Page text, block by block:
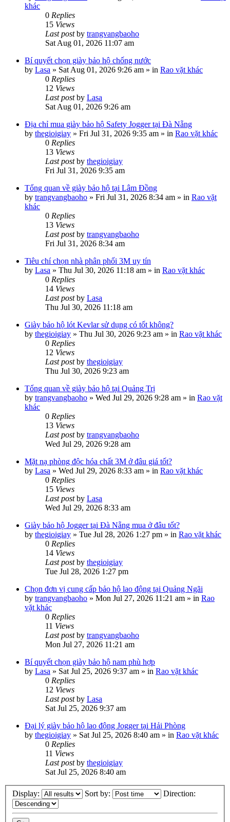
khác
0 Replies
15 Views
Last postby trangvangbaoho
Sat Aug 01, 2026 11:07 am
Bí quyết chọn giày bảo hộ chống nước
by Lasa » Sat Aug 01, 2026 9:26 am » in Rao vặt khác
0 Replies
12 Views
Last postby Lasa
Sat Aug 01, 2026 9:26 am
Địa chỉ mua giày bảo hộ Safety Jogger tại Đà Nẵng
by thegioigiay » Fri Jul 31, 2026 9:35 am » in Rao vặt khác
0 Replies
13 Views
Last postby thegioigiay
Fri Jul 31, 2026 9:35 am
Tổng quan về giày bảo hộ tại Lâm Đồng
by trangvangbaoho » Fri Jul 31, 2026 8:34 am » in Rao vặt
khác
0 Replies
13 Views
Last postby trangvangbaoho
Fri Jul 31, 2026 8:34 am
Tiêu chí chọn nhà phân phối 3M uy tín
by Lasa » Thu Jul 30, 2026 11:18 am » in Rao vặt khác
0 Replies
14 Views
Last postby Lasa
Thu Jul 30, 2026 11:18 am
Giày bảo hộ lót Kevlar sử dụng có tốt không?
by thegioigiay » Thu Jul 30, 2026 9:23 am » in Rao vặt khác
0 Replies
12 Views
Last postby thegioigiay
Thu Jul 30, 2026 9:23 am
Tổng quan về giày bảo hộ tại Quảng Trị
by trangvangbaoho » Wed Jul 29, 2026 9:28 am » in Rao vặt
khác
0 Replies
13 Views
Last postby trangvangbaoho
Wed Jul 29, 2026 9:28 am
Mặt nạ phòng độc hóa chất 3M ở đâu giá tốt?
by Lasa » Wed Jul 29, 2026 8:33 am » in Rao vặt khác
0 Replies
15 Views
Last postby Lasa
Wed Jul 29, 2026 8:33 am
Giày bảo hộ Jogger tại Đà Nẵng mua ở đâu tốt?
by thegioigiay » Tue Jul 28, 2026 1:27 pm » in Rao vặt khác
0 Replies
14 Views
Last postby thegioigiay
Tue Jul 28, 2026 1:27 pm
Chọn đơn vị cung cấp bảo hộ lao động tại Quảng Ngãi
by trangvangbaoho » Mon Jul 27, 2026 11:21 am » in Rao
vặt khác
0 Replies
11 Views
Last postby trangvangbaoho
Mon Jul 27, 2026 11:21 am
Bí quyết chọn giày bảo hộ nam phù hợp
by Lasa » Sat Jul 25, 2026 9:37 am » in Rao vặt khác
0 Replies
12 Views
Last postby Lasa
Sat Jul 25, 2026 9:37 am
Đại lý giày bảo hộ lao động Jogger tại Hải Phòng
by thegioigiay » Sat Jul 25, 2026 8:40 am » in Rao vặt khác
0 Replies
11 Views
Last postby thegioigiay
Sat Jul 25, 2026 8:40 am
Display: Sort by: Direction: